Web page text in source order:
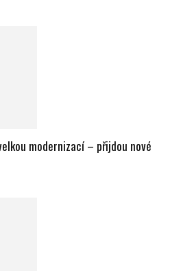
modernizací – přijdou nové